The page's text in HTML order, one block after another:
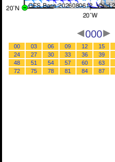
000
00 03 06 09 12 15
24
27 30 33 36 39
48
51 54 57 60 63
72
75 78 81 84 87